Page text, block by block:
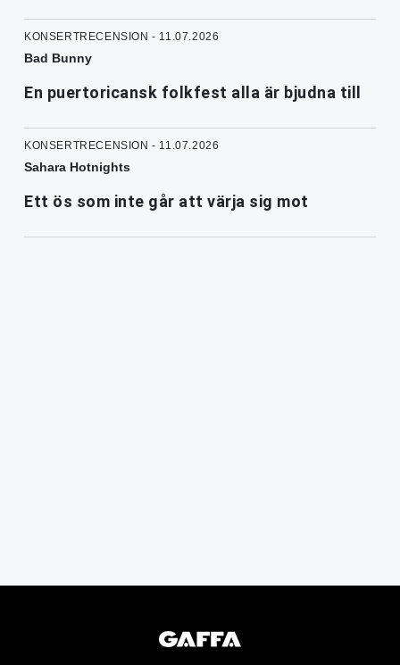
KONSERTRECENSION - 11.07.2026
Bad Bunny
En puertoricansk folkfest alla är bjudna till
KONSERTRECENSION - 11.07.2026
Sahara Hotnights
Ett ös som inte går att värja sig mot